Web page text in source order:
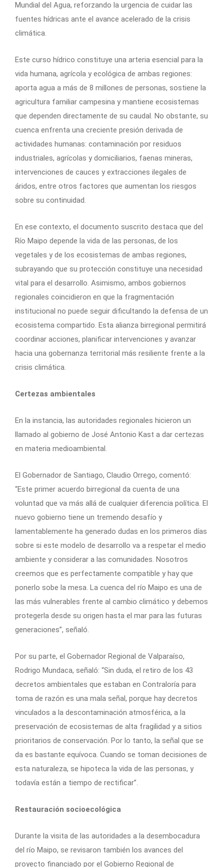
Mundial del Agua, reforzando la urgencia de cuidar las
fuentes hídricas ante el avance acelerado de la crisis
climática.
Este curso hídrico constituye una arteria esencial para la
vida humana, agrícola y ecológica de ambas regiones:
aporta agua a más de 8 millones de personas, sostiene la
agricultura familiar campesina y mantiene ecosistemas
que dependen directamente de su caudal. No obstante, su
cuenca enfrenta una creciente presión derivada de
actividades humanas: contaminación por residuos
industriales, agrícolas y domiciliarios, faenas mineras,
intervenciones de cauces y extracciones ilegales de
áridos, entre otros factores que aumentan los riesgos
sobre su continuidad.
En ese contexto, el documento suscrito destaca que del
Río Maipo depende la vida de las personas, de los
vegetales y de los ecosistemas de ambas regiones,
subrayando que su protección constituye una necesidad
vital para el desarrollo. Asimismo, ambos gobiernos
regionales coincidieron en que la fragmentación
institucional no puede seguir dificultando la defensa de un
ecosistema compartido. Esta alianza birregional permitirá
coordinar acciones, planificar intervenciones y avanzar
hacia una gobernanza territorial más resiliente frente a la
crisis climática.
Certezas ambientales
En la instancia, las autoridades regionales hicieron un
llamado al gobierno de José Antonio Kast a dar certezas
en materia medioambiental.
El Gobernador de Santiago, Claudio Orrego, comentó:
“Este primer acuerdo birregional da cuenta de una
voluntad que va más allá de cualquier diferencia política. El
nuevo gobierno tiene un tremendo desafío y
lamentablemente ha generado dudas en los primeros días
sobre si este modelo de desarrollo va a respetar el medio
ambiente y considerar a las comunidades. Nosotros
creemos que es perfectamente compatible y hay que
ponerlo sobe la mesa. La cuenca del río Maipo es una de
las más vulnerables frente al cambio climático y debemos
protegerla desde su origen hasta el mar para las futuras
generaciones”, señaló.
Por su parte, el Gobernador Regional de Valparaíso,
Rodrigo Mundaca, señaló: “Sin duda, el retiro de los 43
decretos ambientales que estaban en Contraloría para
toma de razón es una mala señal, porque hay decretos
vinculados a la descontaminación atmosférica, a la
preservación de ecosistemas de alta fragilidad y a sitios
prioritarios de conservación. Por lo tanto, la señal que se
da es bastante equívoca. Cuando se toman decisiones de
esta naturaleza, se hipoteca la vida de las personas, y
todavía están a tiempo de rectificar”.
Restauración socioecológica
Durante la visita de las autoridades a la desembocadura
del río Maipo, se revisaron también los avances del
proyecto financiado por el Gobierno Regional de